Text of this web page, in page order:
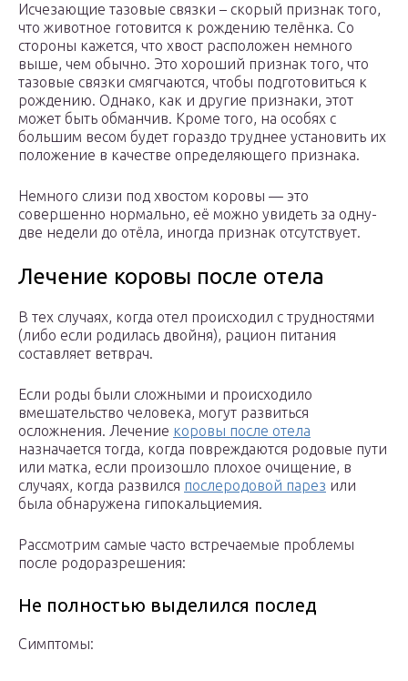
Исчезающие тазовые связки – скорый признак того,
что животное готовится к рождению телёнка. Со
стороны кажется, что хвост расположен немного
выше, чем обычно. Это хороший признак того, что
тазовые связки смягчаются, чтобы подготовиться к
рождению. Однако, как и другие признаки, этот
может быть обманчив. Кроме того, на особях с
большим весом будет гораздо труднее установить их
положение в качестве определяющего признака.
Немного слизи под хвостом коровы — это
совершенно нормально, её можно увидеть за одну-
две недели до отёла, иногда признак отсутствует.
Лечение коровы после отела
В тех случаях, когда отел происходил с трудностями
(либо если родилась двойня), рацион питания
составляет ветврач.
Если роды были сложными и происходило
вмешательство человека, могут развиться
осложнения. Лечение коровы после отела
назначается тогда, когда повреждаются родовые пути
или матка, если произошло плохое очищение, в
случаях, когда развился послеродовой парез или
была обнаружена гипокальциемия.
Рассмотрим самые часто встречаемые проблемы
после родоразрешения:
Не полностью выделился послед
Симптомы: